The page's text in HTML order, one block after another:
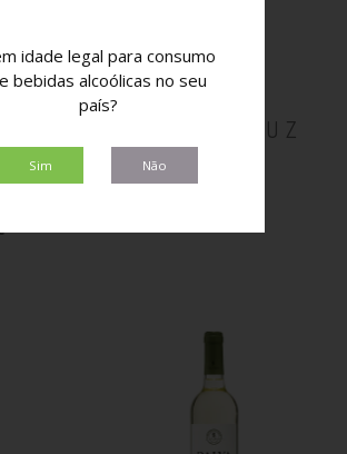
5CL
PORTO CRUZ
idade legal para consumo
bebidas alcoólicas no seu
país?
Sim Não